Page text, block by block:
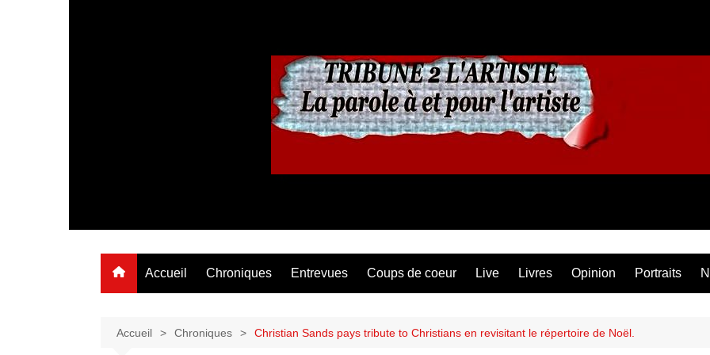
Accueil Chroniques Entrevues Coups de coeur Live Livres Opinion Portraits
Accueil Chroniques Christian Sands pays tribute to Christians en revisitant le répertoire de Noël.